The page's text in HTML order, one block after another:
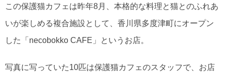
この保護猫カフェは昨年8月、本格的な料理と猫とのふれあ
いが楽しめる複合施設として、香川県多度津町にオープン
した「necobokko CAFE」というお店。
写真に写っていた10匹は保護猫カフェのスタッフで、お店